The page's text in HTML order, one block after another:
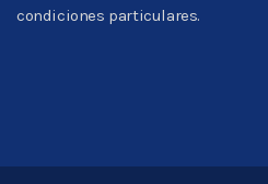
condiciones particulares.